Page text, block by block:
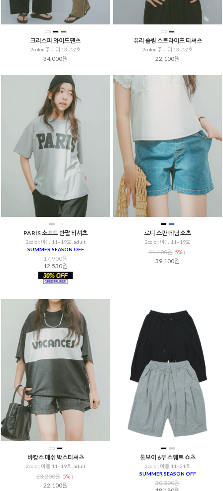
크리스피 와이드팬츠
2color, 주니어 13~17호
34,000원
퓨리 슬림 스트라이프 티셔츠
2color, 주니어 13~17호
22,100원
PARIS 소프트 반팔 티셔츠
2color, 아동 11~19호, adult
SUMMER SEASON OFF
17,900원
12,530원
로디 스판 데님 쇼츠
2color, 아동 11~19호
41,100원 5% ↓
39,100원
바캉스 매쉬 박스티셔츠
2color, 아동 11~19호, adult
23,200원 5% ↓
22,100원
톰보이 6부 스웨트 쇼츠
2color, 아동 11~21호
SUMMER SEASON OFF
30,300원